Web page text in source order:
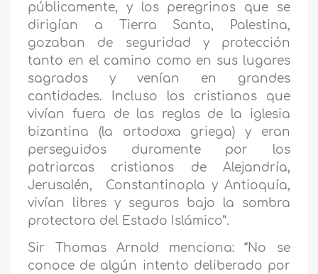
públicamente, y los peregrinos que se
dirigían a Tierra Santa, Palestina,
gozaban de seguridad y protección
tanto en el camino como en sus lugares
sagrados y venían en grandes
cantidades. Incluso los cristianos que
vivían fuera de las reglas de la iglesia
bizantina (la ortodoxa griega) y eran
perseguidos duramente por los
patriarcas cristianos de Alejandría,
Jerusalén, Constantinopla y Antioquía,
vivían libres y seguros bajo la sombra
protectora del Estado Islámico”.
Sir Thomas Arnold menciona: “No se
conoce de algún intento deliberado por